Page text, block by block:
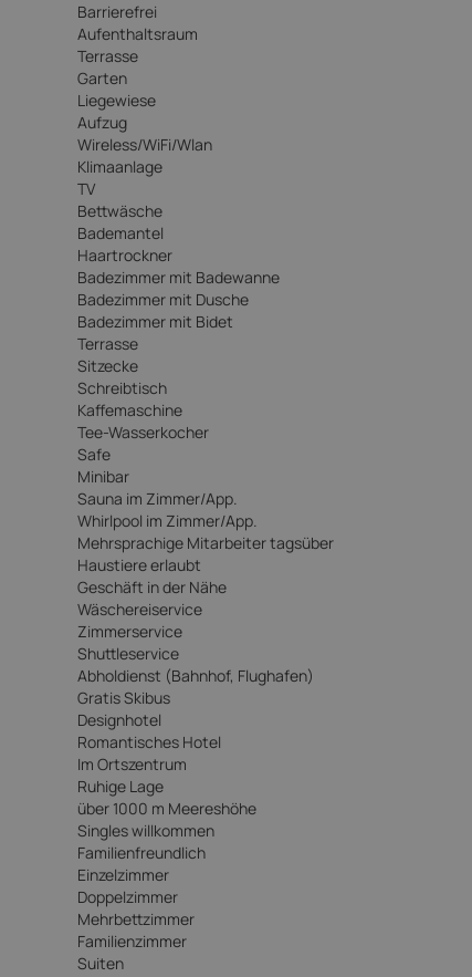
Barrierefrei
Aufenthaltsraum
Terrasse
Garten
Liegewiese
Aufzug
Wireless/WiFi/Wlan
Klimaanlage
TV
Bettwäsche
Bademantel
Haartrockner
Badezimmer mit Badewanne
Badezimmer mit Dusche
Badezimmer mit Bidet
Terrasse
Sitzecke
Schreibtisch
Kaffemaschine
Tee-Wasserkocher
Safe
Minibar
Sauna im Zimmer/App.
Whirlpool im Zimmer/App.
Mehrsprachige Mitarbeiter tagsüber
Haustiere erlaubt
Geschäft in der Nähe
Wäschereiservice
Zimmerservice
Shuttleservice
Abholdienst (Bahnhof, Flughafen)
Gratis Skibus
Designhotel
Romantisches Hotel
Im Ortszentrum
Ruhige Lage
über 1000 m Meereshöhe
Singles willkommen
Familienfreundlich
Einzelzimmer
Doppelzimmer
Mehrbettzimmer
Familienzimmer
Suiten